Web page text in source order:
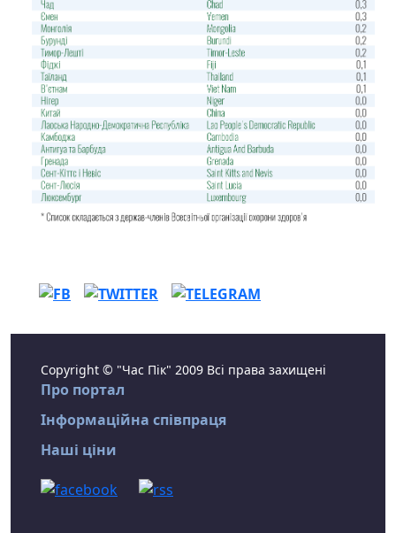
Copyright © "Час Пік" 2009 Всі права захищені
Про портал
Інформаційна співпраця
Наші ціни